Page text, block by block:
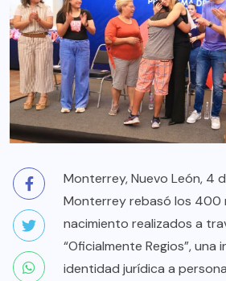
Monterrey, Nuevo León, 4
Monterrey rebasó los 400
nacimiento realizados a
“Oficialmente Regios”, una
identidad jurídica a